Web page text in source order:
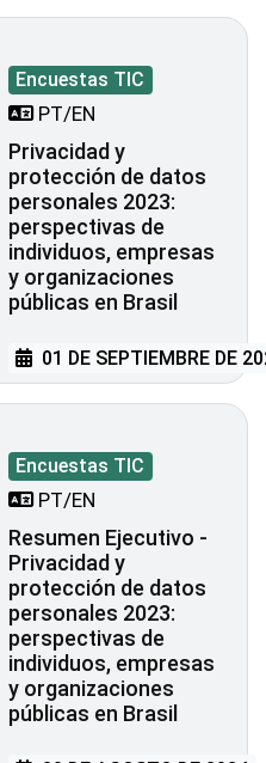
Encuestas TIC
PT/EN
Privacidad y
protección de datos
personales 2023:
perspectivas de
individuos, empresas
y organizaciones
públicas en Brasil
01 DE SEPTIEMBRE DE
Encuestas TIC
PT/EN
Resumen Ejecutivo -
Privacidad y
protección de datos
personales 2023:
perspectivas de
individuos, empresas
y organizaciones
públicas en Brasil